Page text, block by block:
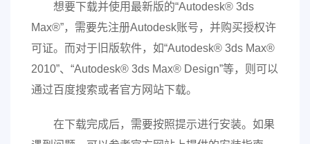
想要下载并使用最新版的“Autodesk® 3ds
Max®”，需要先注册Autodesk账号，并购买授权许
可证。而对于旧版软件，如“Autodesk® 3ds Max®
2010”、“Autodesk® 3ds Max® Design”等，则可以
通过百度搜索或者官方网站下载。
在下载完成后，需要按照提示进行安装。如果